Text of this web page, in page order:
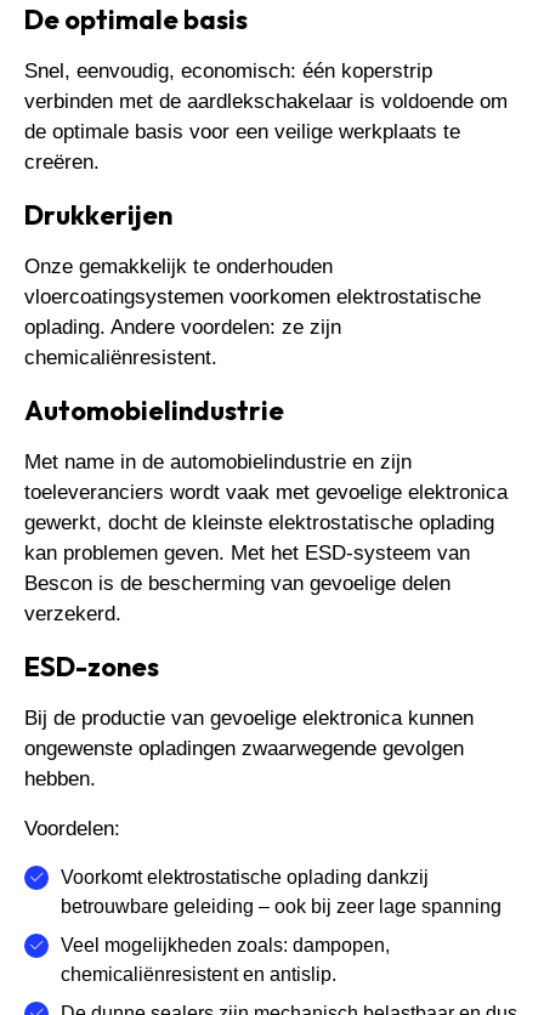
De optimale basis
Snel, eenvoudig, economisch: één koperstrip
verbinden met de aardlekschakelaar is voldoende om
de optimale basis voor een veilige werkplaats te
creëren.
Drukkerijen
Onze gemakkelijk te onderhouden
vloercoatingsystemen voorkomen elektrostatische
oplading. Andere voordelen: ze zijn
chemicaliënresistent.
Automobielindustrie
Met name in de automobielindustrie en zijn
toeleveranciers wordt vaak met gevoelige elektronica
gewerkt, docht de kleinste elektrostatische oplading
kan problemen geven. Met het ESD-systeem van
Bescon is de bescherming van gevoelige delen
verzekerd.
ESD-zones
Bij de productie van gevoelige elektronica kunnen
ongewenste opladingen zwaarwegende gevolgen
hebben.
Voordelen:
Voorkomt elektrostatische oplading dankzij
betrouwbare geleiding – ook bij zeer lage spanning
Veel mogelijkheden zoals: dampopen,
chemicaliënresistent en antislip.